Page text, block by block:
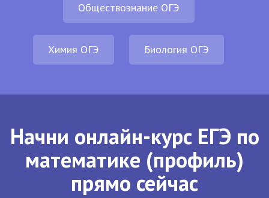
Обществознание ОГЭ
Химия ОГЭ Биология ОГЭ
Начни онлайн-курс ЕГЭ по
математике (профиль)
прямо сейчас